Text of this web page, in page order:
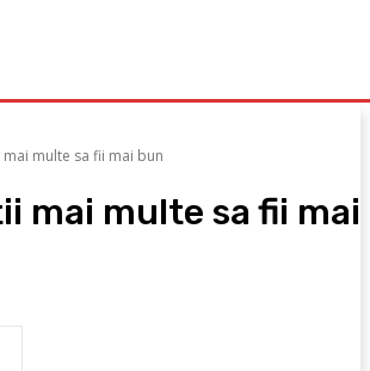
mai multe sa fii mai bun
mai multe sa fii mai